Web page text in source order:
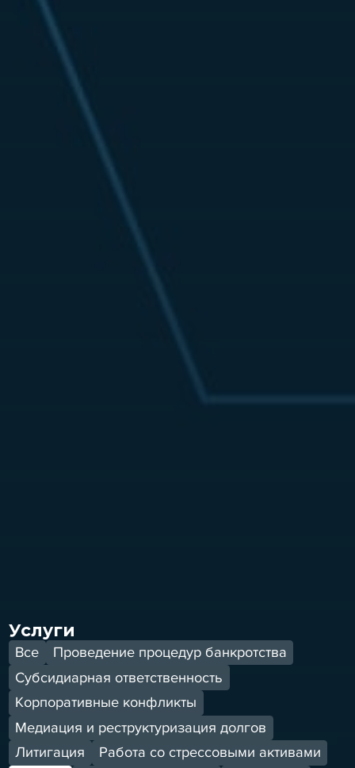
Услуги
Все
Проведение процедур банкротства
Субсидиарная ответственность
Корпоративные конфликты
Медиация и реструктуризация долгов
Литигация
Работа со стрессовыми активами